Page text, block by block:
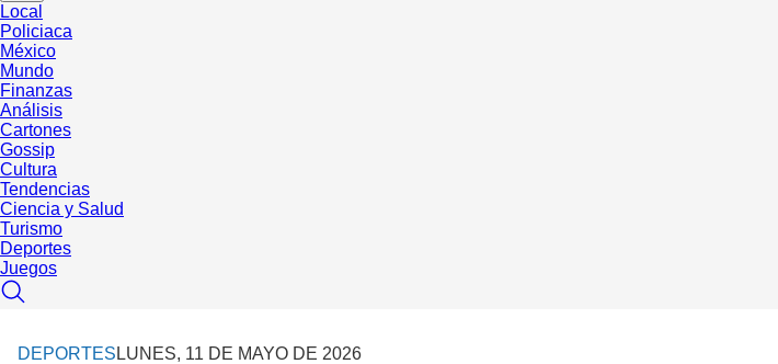
Local
Policiaca
México
Mundo
Finanzas
Análisis
Cartones
Gossip
Cultura
Tendencias
Ciencia y Salud
Turismo
Deportes
Juegos
DEPORTES LUNES, 11 DE MAYO DE 2026